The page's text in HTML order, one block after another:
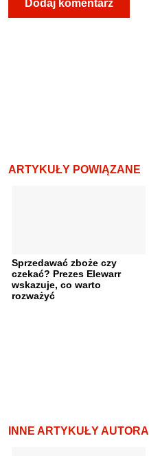
ARTYKUŁY POWIĄZANE
Sprzedawać zboże czy
czekać? Prezes Elewarr
wskazuje, co warto
rozważyć
INNE ARTYKUŁY AUTORA